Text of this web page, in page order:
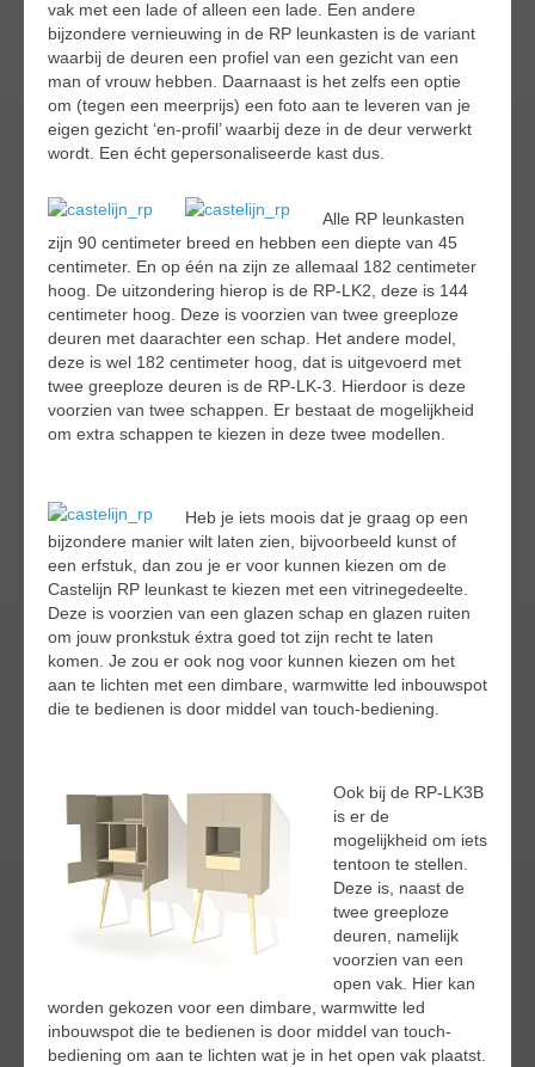
vak met een lade of alleen een lade. Een andere
bijzondere vernieuwing in de RP leunkasten is de variant
waarbij de deuren een profiel van een gezicht van een
man of vrouw hebben. Daarnaast is het zelfs een optie
om (tegen een meerprijs) een foto aan te leveren van je
eigen gezicht ‘en-profil’ waarbij deze in de deur verwerkt
wordt. Een écht gepersonaliseerde kast dus.
Alle RP leunkasten
zijn 90 centimeter breed en hebben een diepte van 45
centimeter. En op één na zijn ze allemaal 182 centimeter
hoog. De uitzondering hierop is de RP-LK2, deze is 144
centimeter hoog. Deze is voorzien van twee greeploze
deuren met daarachter een schap. Het andere model,
deze is wel 182 centimeter hoog, dat is uitgevoerd met
twee greeploze deuren is de RP-LK-3. Hierdoor is deze
voorzien van twee schappen. Er bestaat de mogelijkheid
om extra schappen te kiezen in deze twee modellen.
Heb je iets moois dat je graag op een
bijzondere manier wilt laten zien, bijvoorbeeld kunst of
een erfstuk, dan zou je er voor kunnen kiezen om de
Castelijn RP leunkast te kiezen met een vitrinegedeelte.
Deze is voorzien van een glazen schap en glazen ruiten
om jouw pronkstuk éxtra goed tot zijn recht te laten
komen. Je zou er ook nog voor kunnen kiezen om het
aan te lichten met een dimbare, warmwitte led inbouwspot
die te bedienen is door middel van touch-bediening.
Ook bij de RP-LK3B
is er de
mogelijkheid om iets
tentoon te stellen.
Deze is, naast de
twee greeploze
deuren, namelijk
voorzien van een
open vak. Hier kan
worden gekozen voor een dimbare, warmwitte led
inbouwspot die te bedienen is door middel van touch-
bediening om aan te lichten wat je in het open vak plaatst.